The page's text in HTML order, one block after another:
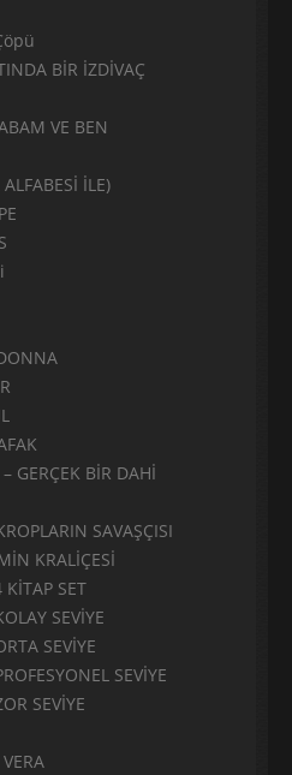
BİR İZDİVAÇ
VE BEN
İLE)
GERÇEK BİR DAHİ
SAVAŞÇISI
KRALİÇESİ
SET
SEVİYE
SEVİYE
SEVİYE
SEVİYE